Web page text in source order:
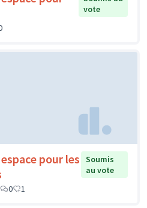
vote
pour les
Soumis
au vote
0 1